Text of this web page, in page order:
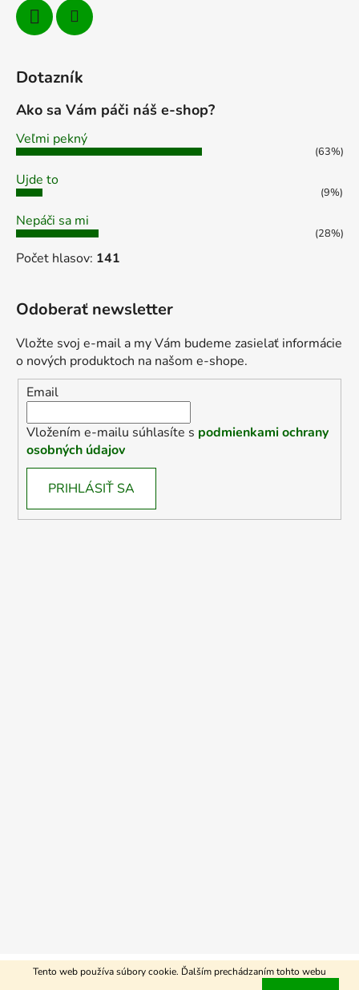
Tento web používa súbory cookie. Ďalším prechádzaním tohto webu
Dotazník
Ako sa Vám páči náš e-shop?
Veľmi pekný
(63%)
Ujde to
(9%)
Nepáči sa mi
(28%)
Počet hlasov: 141
Odoberať newsletter
Vložte svoj e-mail a my Vám budeme zasielať informácie
o nových produktoch na našom e-shope.
Email
Vložením e-mailu súhlasíte s podmienkami ochrany
osobných údajov
PRIHLÁSIŤ SA
Vytvoril Shoptet